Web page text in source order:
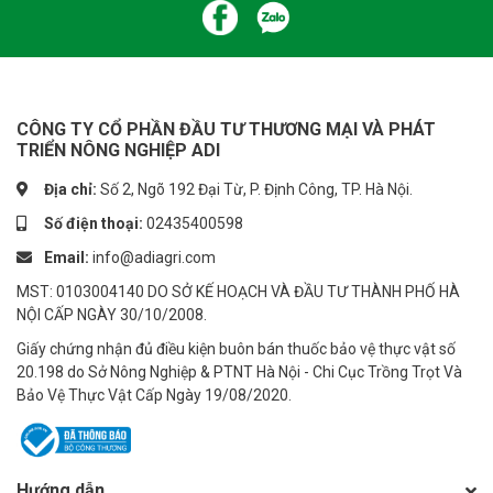
- Thuốc có hại nếu tiếp xúc với da, hít hay nuốt phải thuốc
nạn nhân bị bất tỉnh.
Đọc kỹ hướng dẫn sử dụng trước khi dùng
#gimlet #thuocdietchuotgimlet #gimlet02gb #thuoctruchuot
#dietchuotnhanh #thuocchuot #thuocdietchuot
-------------------------
CÔNG TY CP ĐẦU TƯ TM & PT NÔNG NGHIỆP ADI
👉 Tham khảo sản phẩm: http://nongnghiepadi.vn/
☎ Hotline: 0243.5400.598
🌏 Website: https://adiagri.com/
CÔNG TY CỔ PHẦN ĐẦU TƯ THƯƠNG MẠI VÀ PHÁT
TRIỂN NÔNG NGHIỆP ADI
Địa chỉ: Số 2, Ngõ 192 Đại Từ, P. Định Công, TP. Hà Nội.
Số điện thoại: 02435400598
Email: info@adiagri.com
MST: 0103004140 DO SỞ KẾ HOẠCH VÀ ĐẦU TƯ THÀNH PHỐ HÀ
NỘI CẤP NGÀY 30/10/2008.
Giấy chứng nhận đủ điều kiện buôn bán thuốc bảo vệ thực vật số
20.198 do Sở Nông Nghiệp & PTNT Hà Nội - Chi Cục Trồng Trọt Và
Bảo Vệ Thực Vật Cấp Ngày 19/08/2020.